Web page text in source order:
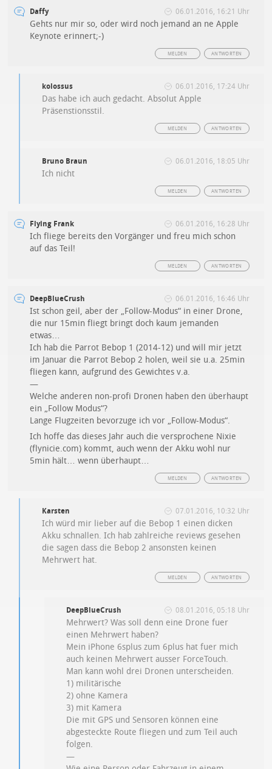
Daffy 06.01.2016, 16:21 Uhr
Gehts nur mir so, oder wird noch jemand an ne Apple
Keynote erinnert;-)
ANTWORTEN
MELDEN
kolossus 06.01.2016, 17:24 Uhr
Das habe ich auch gedacht. Absolut Apple
Präsenstionsstil.
ANTWORTEN
MELDEN
Bruno Braun 06.01.2016, 18:05 Uhr
Ich nicht
ANTWORTEN
MELDEN
Flying Frank 06.01.2016, 16:28 Uhr
Ich fliege bereits den Vorgänger und freu mich schon
auf das Teil!
ANTWORTEN
MELDEN
DeepBlueCrush 06.01.2016, 16:46 Uhr
Ist schon geil, aber der „Follow-Modus“ in einer Drone,
die nur 15min fliegt bringt doch kaum jemanden
etwas…
Ich hab die Parrot Bebop 1 (2014-12) und will mir jetzt
im Januar die Parrot Bebop 2 holen, weil sie u.a. 25min
fliegen kann, aufgrund des Gewichtes v.a.
—
Welche anderen non-profi Dronen haben den überhaupt
ein „Follow Modus“?
Lange Flugzeiten bevorzuge ich vor „Follow-Modus“.
Ich hoffe das dieses Jahr auch die versprochene Nixie
(flynicie.com) kommt, auch wenn der Akku wohl nur
5min hält… wenn überhaupt…
ANTWORTEN
MELDEN
Karsten 07.01.2016, 10:32 Uhr
Ich würd mir lieber auf die Bebop 1 einen dicken
Akku schnallen. Ich hab zahlreiche reviews gesehen
die sagen dass die Bebop 2 ansonsten keinen
Mehrwert hat.
ANTWORTEN
MELDEN
DeepBlueCrush 08.01.2016, 05:18 Uhr
Mehrwert? Was soll denn eine Drone fuer
einen Mehrwert haben?
Mein iPhone 6splus zum 6plus hat fuer mich
auch keinen Mehrwert ausser ForceTouch.
Man kann wohl drei Dronen unterscheiden.
1) militärische
2) ohne Kamera
3) mit Kamera
Die mit GPS und Sensoren können eine
abgesteckte Route fliegen und zum Teil auch
folgen.
—